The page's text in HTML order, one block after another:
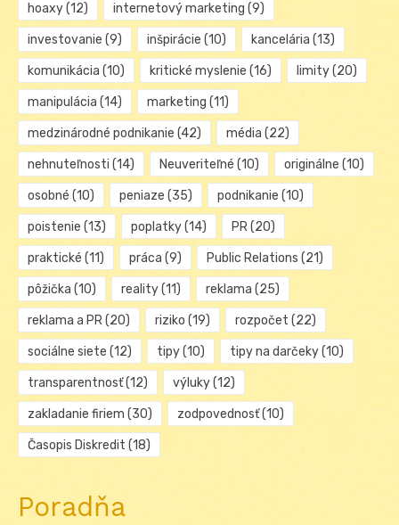
hoaxy(12) internetový marketing (9)
investovanie (9) inšpirácie (10) kancelária (13)
komunikácia (10) kritické myslenie (16) limity(20)
manipulácia (14) marketing (11)
medzinárodné podnikanie (42) média (22)
nehnuteľnosti (14) Neuveriteľné (10) originálne (10)
osobné (10) peniaze (35) podnikanie (10)
poistenie (13) poplatky(14) PR(20)
praktické (11) práca (9) Public Relations (21)
pôžička (10) reality(11) reklama (25)
reklama a PR(20) riziko (19) rozpočet (22)
sociálne siete (12) tipy(10) tipy na darčeky(10)
transparentnosť(12) výluky(12)
zakladanie firiem (30) zodpovednosť(10)
Časopis Diskredit (18)
Poradňa